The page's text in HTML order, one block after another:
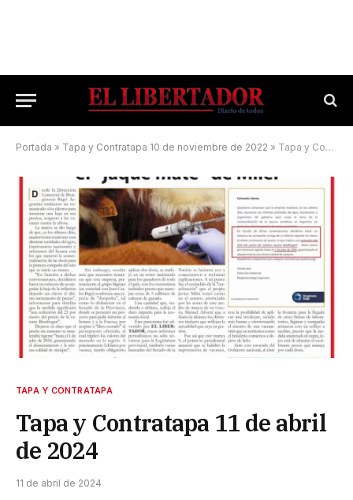
Portada » Tapa y Contratapa 10 de noviembre de 2022 » Tapa y Contratapa 11 de abril de 2024
TAPA Y CONTRATAPA
Tapa y Contratapa 11 de abril
de 2024
11 de abril de 2024